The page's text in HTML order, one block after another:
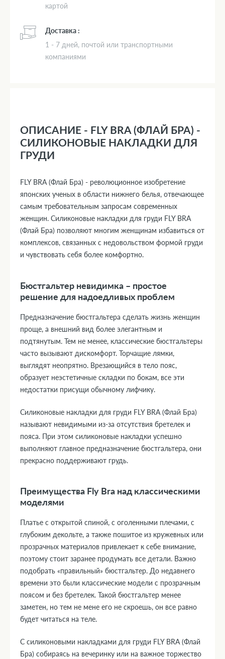
картой
Доставка :
1 - 7 дней, почтой или транспортными
компаниями
ОПИСАНИЕ - FLY BRA (ФЛАЙ БРА) -
СИЛИКОНОВЫЕ НАКЛАДКИ ДЛЯ
ГРУДИ
FLY BRA (Флай Бра) - революционное изобретение
японских ученых в области нижнего белья, отвечающее
самым требовательным запросам современных
женщин. Силиконовые накладки для груди FLY BRA
(Флай Бра) позволяют многим женщинам избавиться от
комплексов, связанных с недовольством формой груди
и чувствовать себя более комфортно.
Бюстгальтер невидимка – простое
решение для надоедливых проблем
Предназначение бюстгальтера сделать жизнь женщин
проще, а внешний вид более элегантным и
подтянутым. Тем не менее, классические бюстгальтеры
часто вызывают дискомфорт. Торчащие лямки,
выглядят неопрятно. Врезающийся в тело пояс,
образует неэстетичные складки по бокам, все эти
недостатки присущи обычному лифчику.
Силиконовые накладки для груди FLY BRA (Флай Бра)
называют невидимыми из-за отсутствия бретелек и
пояса. При этом силиконовые накладки успешно
выполняют главное предназначение бюстгальтера, они
прекрасно поддерживают грудь.
Преимущества Fly Bra над классическими
моделями
Платье с открытой спиной, с оголенными плечами, с
глубоким декольте, а также пошитое из кружевных или
прозрачных материалов привлекает к себе внимание,
поэтому стоит заранее продумать все детали. Важно
подобрать «правильный» бюстгальтер. До недавнего
времени это были классические модели с прозрачным
поясом и без бретелек. Такой бюстгальтер менее
заметен, но тем не мене его не скроешь, он все равно
будет читаться на теле.
С силиконовыми накладками для груди FLY BRA (Флай
Бра) собираясь на вечеринку или на важное торжество